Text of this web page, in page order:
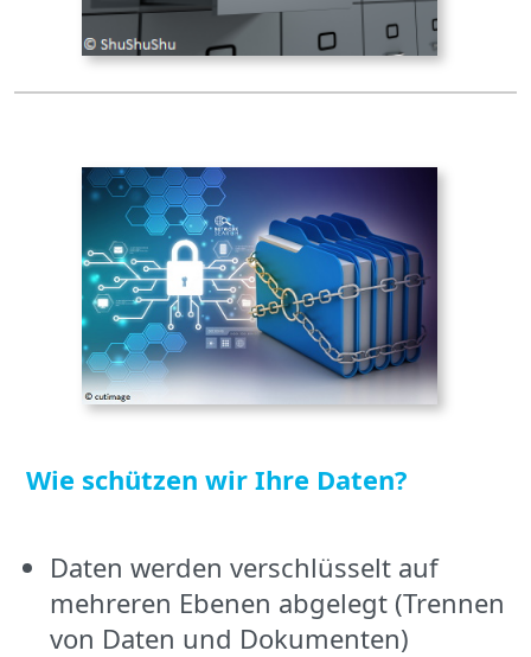
Wie schützen wir Ihre Daten?
Daten werden verschlüsselt auf
mehreren Ebenen abgelegt (Trennen
von Daten und Dokumenten)